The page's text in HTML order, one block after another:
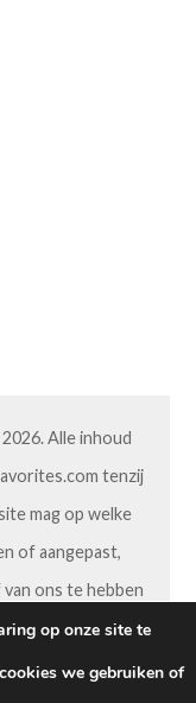
Alle inhoud
tenzij
mag op welke
of aangepast,
ons te hebben
op onze site te
we gebruiken of